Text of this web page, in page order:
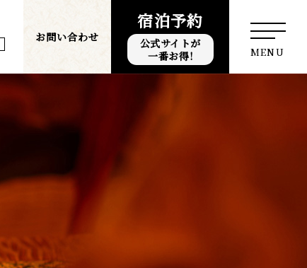
お問い合わせ
宿泊予約
公式サイトが
一番お得!
MENU